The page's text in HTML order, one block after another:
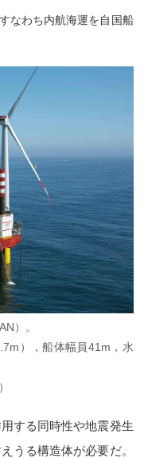
なわち内航海運を自国船
）。
），船体幅員41m，水
する同時性や地震発生
うる構造体が必要だ。